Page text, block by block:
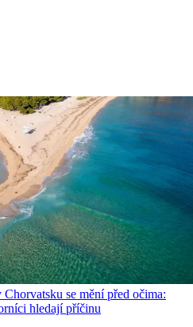
se mění před očima:
hledají příčinu